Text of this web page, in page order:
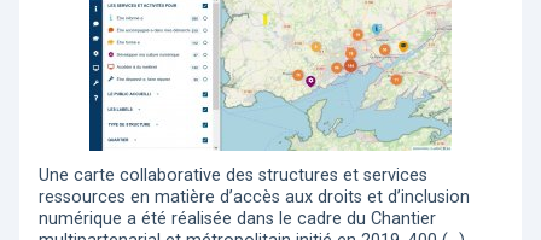
Une carte collaborative des structures et services
ressources en matière d’accès aux droits et d’inclusion
numérique a été réalisée dans le cadre du Chantier